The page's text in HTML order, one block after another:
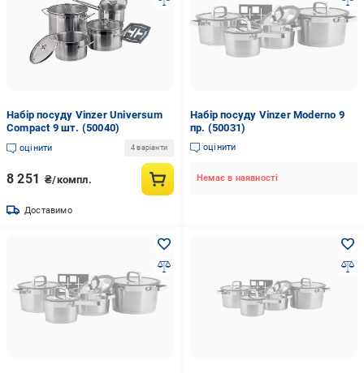
Набір посуду Vinzer Universum
Compact 9 шт. (50040)
оцінити 4 варіанти
8 251 ₴/компл.
Доставимо
Набір посуду Vinzer Moderno 9
пр. (50031)
оцінити
Немає в наявності